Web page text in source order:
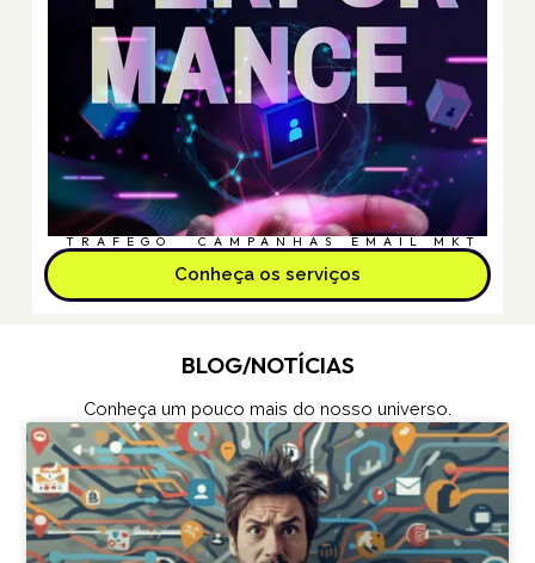
TRÁFEGO CAMPANHAS EMAIL MKT
Conheça os serviços
BLOG/NOTÍCIAS
Conheça um pouco mais do nosso universo.